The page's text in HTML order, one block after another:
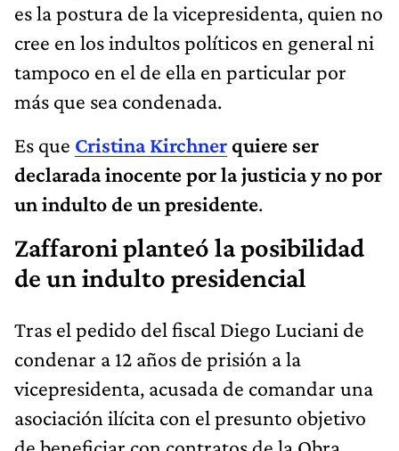
es la postura de la vicepresidenta, quien no
cree en los indultos políticos en general ni
tampoco en el de ella en particular por
más que sea condenada.
Es que Cristina Kirchner quiere ser
declarada inocente por la justicia y no por
un indulto de un presidente.
Zaffaroni planteó la posibilidad
de un indulto presidencial
Tras el pedido del fiscal Diego Luciani de
condenar a 12 años de prisión a la
vicepresidenta, acusada de comandar una
asociación ilícita con el presunto objetivo